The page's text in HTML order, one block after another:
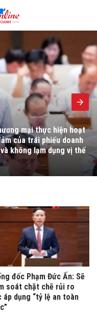
mà Việt Nam muốn thu
mạnh vào Việt Nam
đốc Phạm Đức Ấn: Sẽ
soát chặt chẽ rủi ro
áp dụng “tỷ lệ an toàn